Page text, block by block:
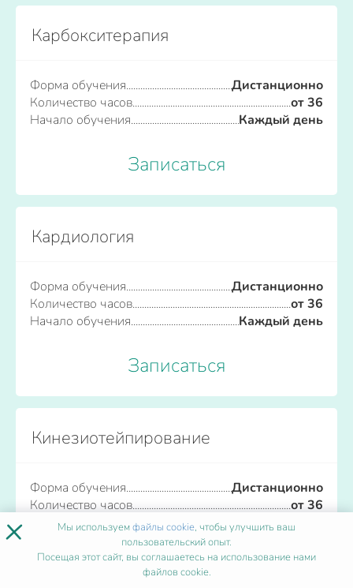
Карбокситерапия
Форма обучения
Дистанционно
Количество часов
от 36
Начало обучения
Каждый день
Записаться
Кардиология
Форма обучения
Дистанционно
Количество часов
от 36
Начало обучения
Каждый день
Записаться
Кинезиотейпирование
Форма обучения
Дистанционно
Количество часов
от 36
Начало обучения
Каждый день
Записаться
× Мы используемфайлы cookie, чтобы улучшить ваш
пользовательский опыт.
Посещая этот сайт, вы соглашаетесь на использование нами
файлов cookie.